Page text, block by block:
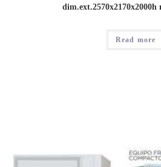
dim.ext.2570x2170x2000h
Read more